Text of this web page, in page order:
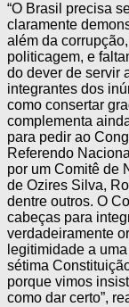
“O Brasil precisa
claramente
além da
politicagem, e
do dever de servir
integrantes dos
como consertar
complementa
para pedir ao
Referendo
por um Comitê de
de Ozires Silva,
dentre outros. O
cabeças para
verdadeiramente
legitimidade a
sétima
porque vimos
como dar certo”,